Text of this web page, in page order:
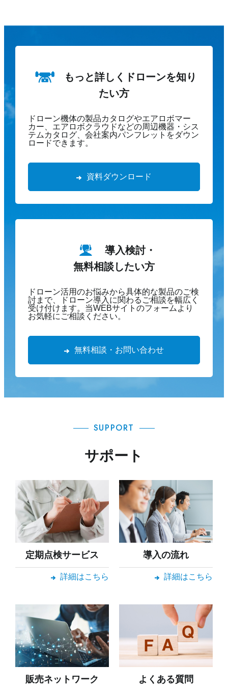
もっと詳しくドローンを知り
たい方
ドローン機体の製品カタログやエアロボマー
カー、エアロボクラウドなどの周辺機器・シス
テムカタログ、会社案内パンフレットをダウン
ロードできます。
資料ダウンロード
導入検討・
無料相談したい方
ドローン活用のお悩みから具体的な製品のご検
討まで、ドローン導入に関わるご相談を幅広く
受け付けます。当WEBサイトのフォームより
お気軽にご相談ください。
無料相談・お問い合わせ
SUPPORT
サポート
定期点検サービス
詳細はこちら
導入の流れ
詳細はこちら
販売ネットワーク よくある質問